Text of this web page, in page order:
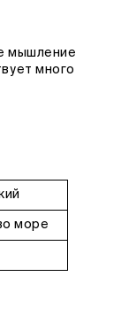
мышление
много
море